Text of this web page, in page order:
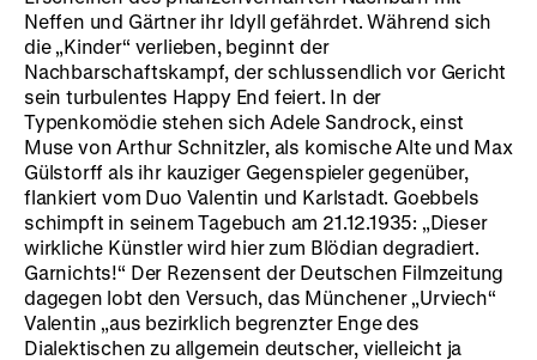
Neffen und Gärtner ihr Idyll gefährdet. Während sich
die „Kinder“ verlieben, beginnt der
Nachbarschaftskampf, der schlussendlich vor Gericht
sein turbulentes Happy End feiert. In der
Typenkomödie stehen sich Adele Sandrock, einst
Muse von Arthur Schnitzler, als komische Alte und Max
Gülstorff als ihr kauziger Gegenspieler gegenüber,
flankiert vom Duo Valentin und Karlstadt. Goebbels
schimpft in seinem Tagebuch am 21.12.1935: „Dieser
wirkliche Künstler wird hier zum Blödian degradiert.
Garnichts!“ Der Rezensent der Deutschen Filmzeitung
dagegen lobt den Versuch, das Münchener „Urviech“
Valentin „aus bezirklich begrenzter Enge des
Dialektischen zu allgemein deutscher, vielleicht ja